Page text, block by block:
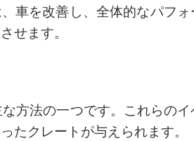
車を改善し、全体的なパフォ
せます。
方法の一つです。これらの
たクレートが与えられます。